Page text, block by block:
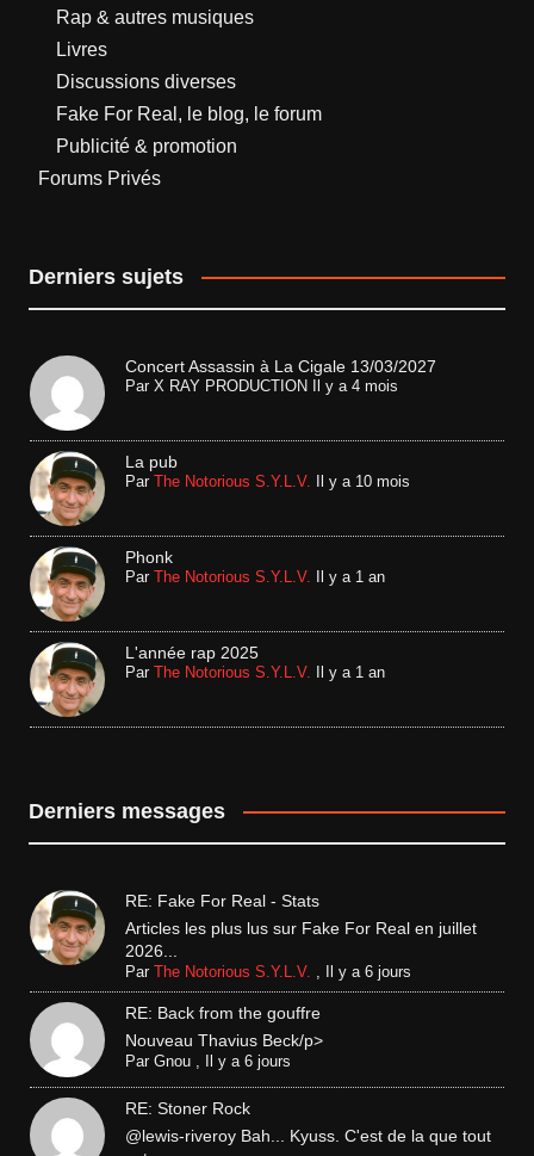
Rap & autres musiques
Livres
Discussions diverses
Fake For Real, le blog, le forum
Publicité & promotion
Forums Privés
Derniers sujets
Concert Assassin à La Cigale 13/03/2027
Par X RAY PRODUCTION Il y a 4 mois
La pub
Par The Notorious S.Y.L.V. Il y a 10 mois
Phonk
Par The Notorious S.Y.L.V. Il y a 1 an
L'année rap 2025
Par The Notorious S.Y.L.V. Il y a 1 an
Derniers messages
RE: Fake For Real - Stats
Articles les plus lus sur Fake For Real en juillet
2026...
Par The Notorious S.Y.L.V. Il y a 6 jours
RE: Back from the gouffre
Nouveau Thavius Beck/p>
Par Gnou, Il y a 6 jours
RE: Stoner Rock
@lewis-riveroy Bah... Kyuss. C'est de la que tout